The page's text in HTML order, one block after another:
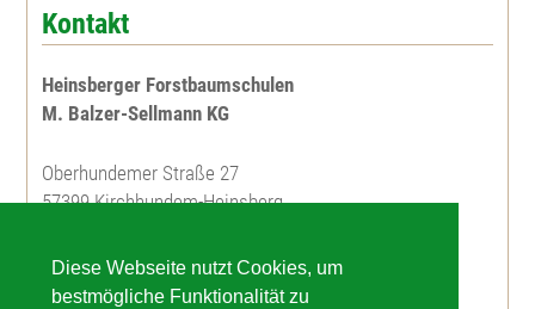
Diese Webseite nutzt Cookies, um
bestmögliche Funktionalität zu
Kontakt
Heinsberger Forstbaumschulen
M. Balzer-Sellmann KG
Oberhundemer Straße 27
57399 Kirchhundem-Heinsberg
Telefon: 02723 / 7673
Telefax: 02723 / 7675